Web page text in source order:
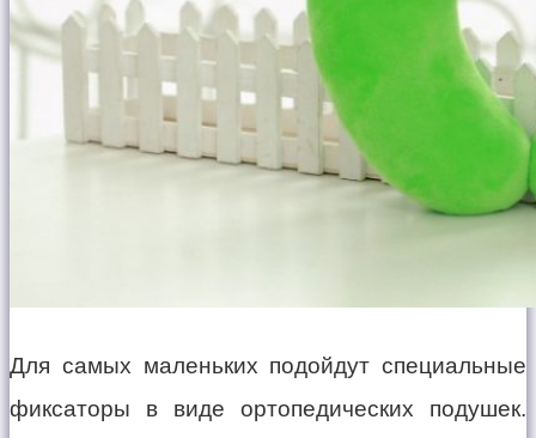
Для самых маленьких подойдут специальные
фиксаторы в виде ортопедических подушек.